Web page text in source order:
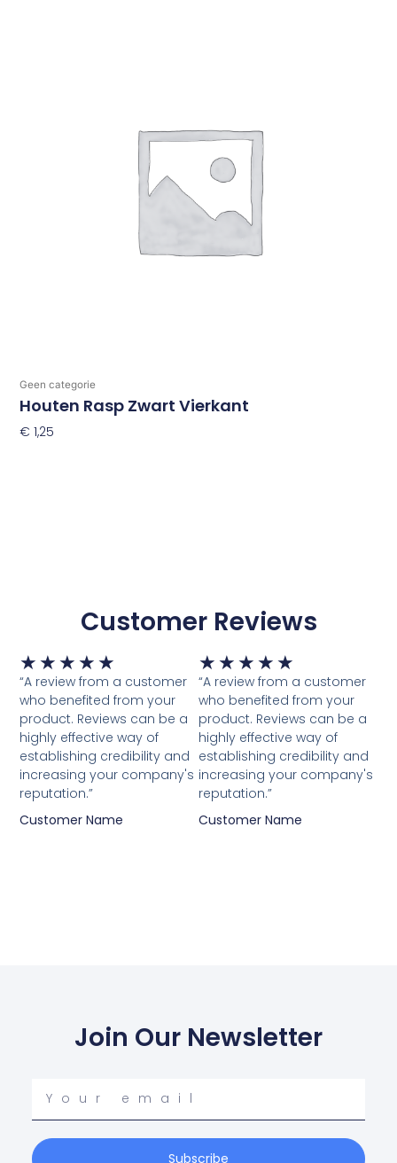
Geen categorie
Houten Rasp Zwart Vierkant
€ 1,25
Customer Reviews
★ ★ ★ ★ ★ Waardering
5
van
5
“A review from a customer
who benefited from your
product. Reviews can be a
highly effective way of
establishing credibility and
increasing your company's
reputation.”
Customer Name
★ ★ ★ ★ ★
5
van
5
“A review from a customer
who benefited from your
product. Reviews can be a
highly effective way of
establishing credibility and
increasing your company's
reputation.”
Customer Name
Join Our Newsletter
email
Subscribe